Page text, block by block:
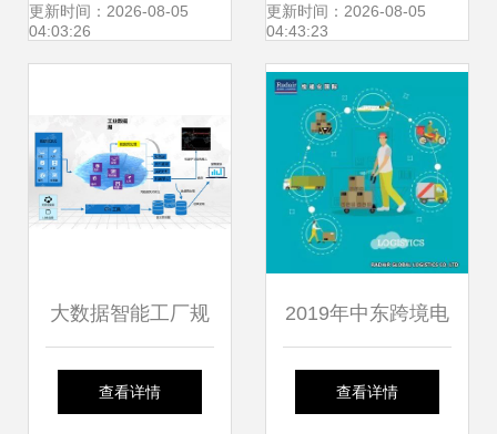
链食品新冠肺炎疫
练
更新时间：2026-08-05
04:03:26
能客户服务管理新
高度
更新时间：2026-08-05
04:43:23
大数据智能工厂规
划设计方案.ppt
查看详情
2019年中东跨境电
商市场服务数据分
查看详情